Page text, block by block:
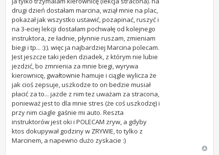
drugi dzień dostałam marcina, wziął mnie na plac,
pokazał jak wszystko ustawić, pozapinać, ruszyć i
na 3-eciej lekcji dostałam pochwałę od kolejnego
instruktora, ze ładnie, płynnie ruszam, zmieniam
biegi i tp... :):). więc ja najbardziej Marcina polecam.
Jest jeszcze taki jeden dziadek, z którym nie lubie
jezdzić, bo zmnienia za mnie biegi, wyrywa
kierownicę, gwałtownie hamuje i ciągle wylicza że
jak cioś zepsuje, uszkodze to on bedzie musiał
płacić za to... jazde z nim tez uważam za stracona,
ponieważ jest to dla mnie stres (że coś uszkodzę) i
przy nim ciagle gaśnie mi auto. Reszta
instruktorów jest oki i POLECAM zryw, a gdyby
ktos dokupywał godziny w ZRYWIE, to tylko z
Marcinem, a napewno dużo zyskacie :)